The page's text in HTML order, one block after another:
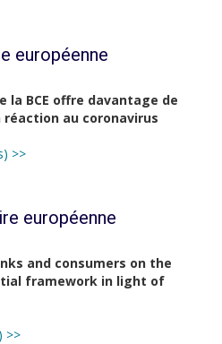
européenne
la BCE offre davantage de
au coronavirus
>>
européenne
and consumers on the
framework in light of
>>